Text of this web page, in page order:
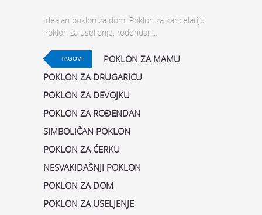
Idealan poklon za dom. Poklon za kancelariju.
Poklon za useljenje, rođendan...
TAGOVI
POKLON ZA MAMU
POKLON ZA DRUGARICU
POKLON ZA DEVOJKU
POKLON ZA ROĐENDAN
SIMBOLIČAN POKLON
POKLON ZA ĆERKU
NESVAKIDAŠNJI POKLON
POKLON ZA DOM
POKLON ZA USELJENJE